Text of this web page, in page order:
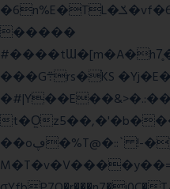
�6n%E�TL�ݎ�vf�6���i�6>��4|x�E�Ź"
�����
���G܊rs�֗KS �Yj�E�|
t�O͖
��oڥ�%T@�::` !-�]�b5�